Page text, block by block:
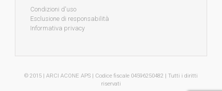
Condizioni d'uso
Esclusione di responsabilità
Informativa privacy
© 2015 | ARCI ACONE APS | Codice fiscale 04596250482 | Tutti i diritti
riservati